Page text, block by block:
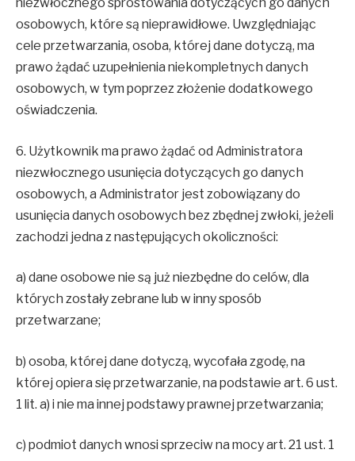
osobowych, które są nieprawidłowe. Uwzględniając
cele przetwarzania, osoba, której dane dotyczą, ma
prawo żądać uzupełnienia niekompletnych danych
osobowych, w tym poprzez złożenie dodatkowego
oświadczenia.
6. Użytkownik ma prawo żądać od Administratora
niezwłocznego usunięcia dotyczących go danych
osobowych, a Administrator jest zobowiązany do
usunięcia danych osobowych bez zbędnej zwłoki, jeżeli
zachodzi jedna z następujących okoliczności:
a) dane osobowe nie są już niezbędne do celów, dla
których zostały zebrane lub w inny sposób
przetwarzane;
b) osoba, której dane dotyczą, wycofała zgodę, na
której opiera się przetwarzanie, na podstawie art. 6 ust.
1 lit. a) i nie ma innej podstawy prawnej przetwarzania;
c) podmiot danych wnosi sprzeciw na mocy art. 21 ust. 1